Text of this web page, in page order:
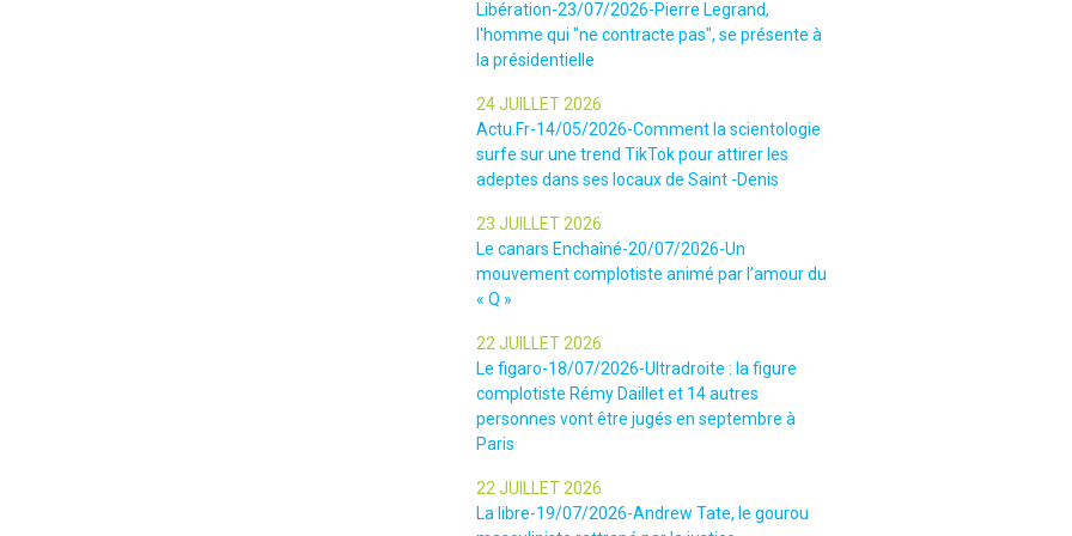
Libération-23/07/2026-Pierre Legrand,
l'homme qui "ne contracte pas", se présente à
la présidentielle
24 JUILLET 2026
Actu.Fr-14/05/2026-Comment la scientologie
surfe sur une trend TikTok pour attirer les
adeptes dans ses locaux de Saint -Denis
23 JUILLET 2026
Le canars Enchaîné-20/07/2026-Un
mouvement complotiste animé par l’amour du
« Q »
22 JUILLET 2026
Le figaro-18/07/2026-Ultradroite : la figure
complotiste Rémy Daillet et 14 autres
personnes vont être jugés en septembre à
Paris
22 JUILLET 2026
La libre-19/07/2026-Andrew Tate, le gourou